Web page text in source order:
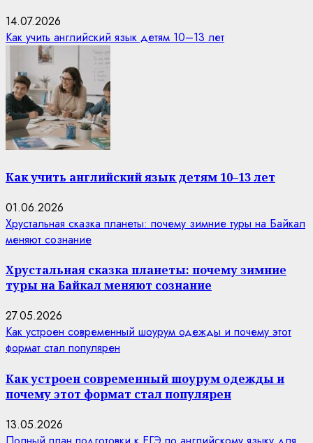
14.07.2026
Как учить английский язык детям 10–13 лет
Как учить английский язык детям 10–13 лет
01.06.2026
Хрустальная сказка планеты: почему зимние туры на Байкал
меняют сознание
Хрустальная сказка планеты: почему зимние
туры на Байкал меняют сознание
27.05.2026
Как устроен современный шоурум одежды и почему этот
формат стал популярен
Как устроен современный шоурум одежды и
почему этот формат стал популярен
13.05.2026